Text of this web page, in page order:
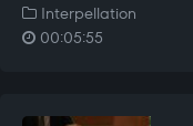
Interpellation
00:05:55